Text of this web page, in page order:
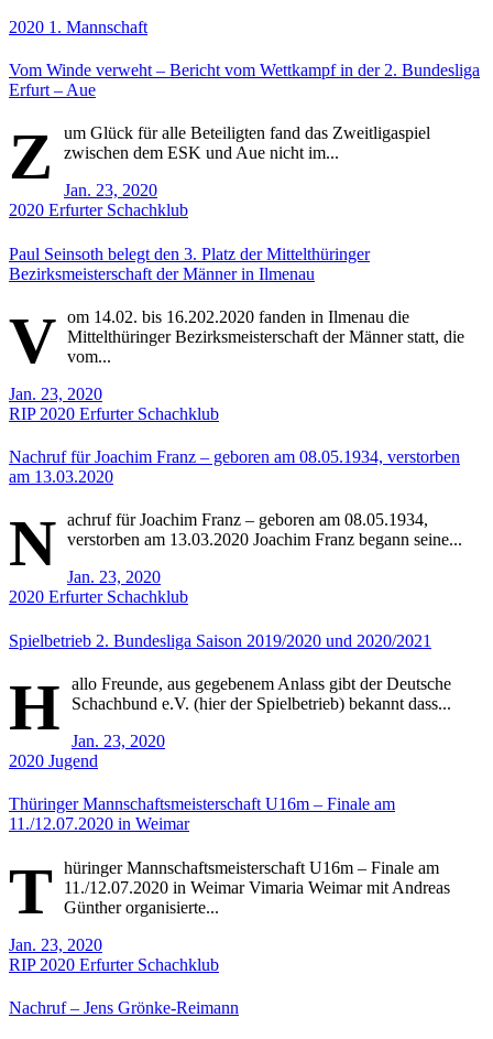
2020 1. Mannschaft
Vom Winde verweht – Bericht vom Wettkampf in der 2. Bundesliga
Erfurt – Aue
Z
um Glück für alle Beteiligten fand das Zweitligaspiel
zwischen dem ESK und Aue nicht im...
Jan. 23, 2020
2020 Erfurter Schachklub
Paul Seinsoth belegt den 3. Platz der Mittelthüringer
Bezirksmeisterschaft der Männer in Ilmenau
V om 14.02. bis 16.202.2020 fanden in Ilmenau die
Mittelthüringer Bezirksmeisterschaft der Männer statt, die
vom...
Jan. 23, 2020
RIP 2020 Erfurter Schachklub
Nachruf für Joachim Franz – geboren am 08.05.1934, verstorben
am 13.03.2020
N achruf für Joachim Franz – geboren am 08.05.1934,
verstorben am 13.03.2020 Joachim Franz begann seine...
Jan. 23, 2020
2020 Erfurter Schachklub
Spielbetrieb 2. Bundesliga Saison 2019/2020 und 2020/2021
H
allo Freunde, aus gegebenem Anlass gibt der Deutsche
Schachbund e.V. (hier der Spielbetrieb) bekannt dass...
Jan. 23, 2020
2020 Jugend
Thüringer Mannschaftsmeisterschaft U16m – Finale am
11./12.07.2020 in Weimar
T hüringer Mannschaftsmeisterschaft U16m – Finale am
11./12.07.2020 in Weimar Vimaria Weimar mit Andreas
Günther organisierte...
Jan. 23, 2020
RIP 2020 Erfurter Schachklub
Nachruf – Jens Grönke-Reimann